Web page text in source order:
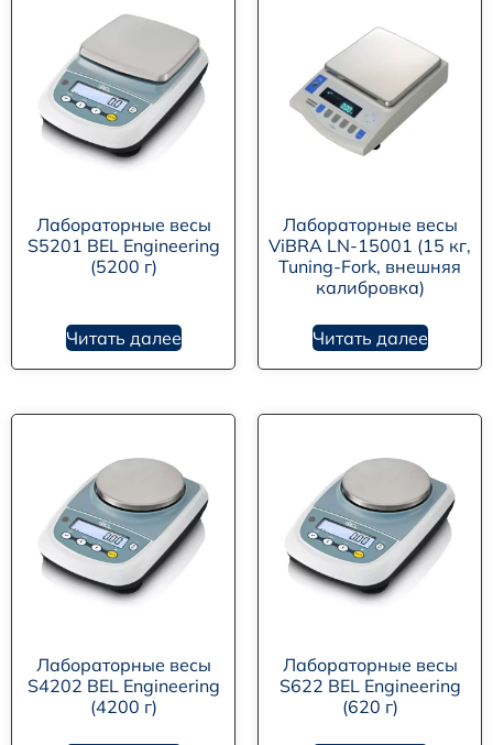
Лабораторные весы
S5201 BEL Engineering
(5200 г)
Читать далее
Лабораторные весы
ViBRA LN-15001 (15 кг,
Tuning-Fork, внешняя
калибровка)
Читать далее
Лабораторные весы
S4202 BEL Engineering
(4200 г)
Лабораторные весы
S622 BEL Engineering
(620 г)